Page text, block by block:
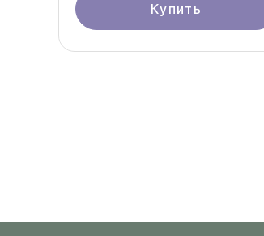
Купить